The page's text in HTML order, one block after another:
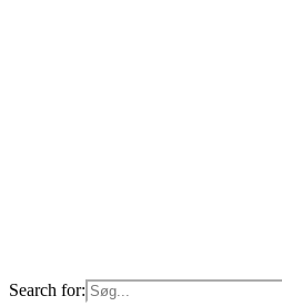
Search for: